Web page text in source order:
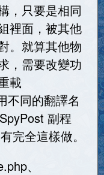
，只要是相同
裡面，被其他
。就算其他物
，需要改變功
載
不同的翻譯名
副程
完全這樣做。
、